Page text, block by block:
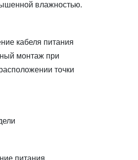
влажностью.
кабеля питания
монтаж при
точки
питания